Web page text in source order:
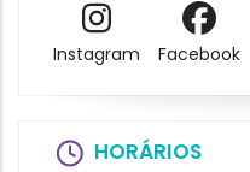
Instagram Facebook
HORÁRIOS